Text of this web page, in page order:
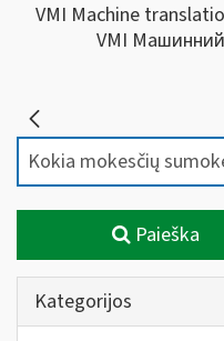
VMI Machine
VMI
Paieška
Kategorijos